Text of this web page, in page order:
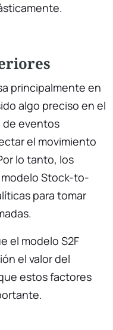
principalmente en
algo preciso en el
de eventos
el movimiento
lo tanto, los
Stock-to-
para tomar
el modelo S2F
el valor del
estos factores